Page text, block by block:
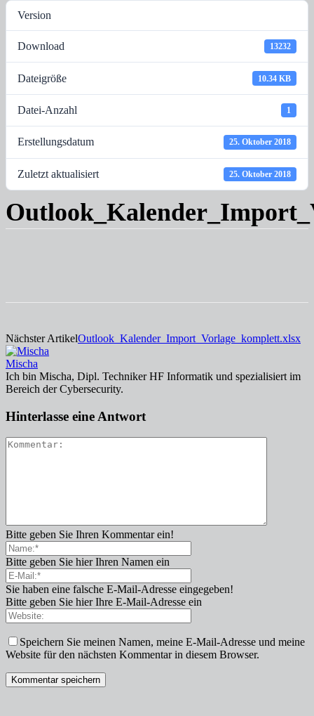
Version
Download 13232
Dateigröße 10.34 KB
Datei-Anzahl 1
Erstellungsdatum 25. Oktober 2018
Zuletzt aktualisiert 25. Oktober 2018
Nächster ArtikelOutlook_Kalender_Import_Vorlage_komplett.xlsx
Mischa
Ich bin Mischa, Dipl. Techniker HF Informatik und spezialisiert im
Bereich der Cybersecurity.
Hinterlasse eine Antwort
Bitte geben Sie Ihren Kommentar ein!
Bitte geben Sie hier Ihren Namen ein
Sie haben eine falsche E-Mail-Adresse eingegeben!
Bitte geben Sie hier Ihre E-Mail-Adresse ein
Speichern Sie meinen Namen, meine E-Mail-Adresse und meine
Website für den nächsten Kommentar in diesem Browser.